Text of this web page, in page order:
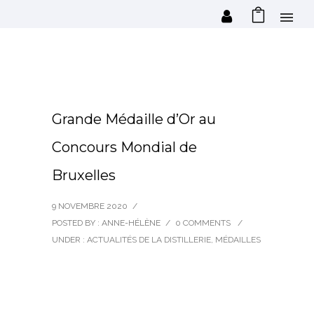
Grande Médaille d’Or au
Concours Mondial de
Bruxelles
9 NOVEMBRE 2020 /
POSTED BY : ANNE-HÉLÈNE / 0 COMMENTS
/
UNDER : ACTUALITÉS DE LA DISTILLERIE, MÉDAILLES